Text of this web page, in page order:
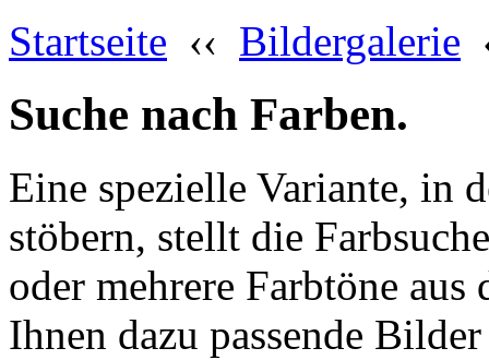
Startseite ‹‹ Bildergalerie
Suche nach Farben.
Eine spezielle Variante, in
stöbern, stellt die
oder mehrere Farbtöne
Ihnen dazu passende